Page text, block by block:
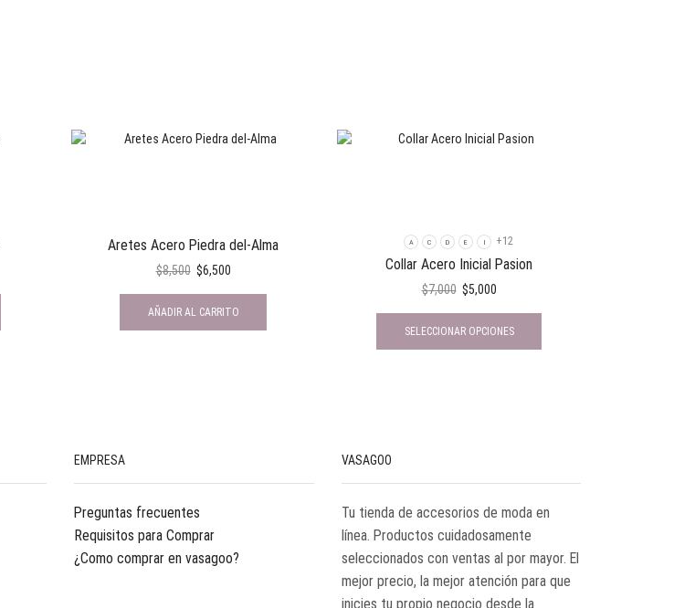
Aretes Acero Piedra del-Alma
$8,500 $6,500
AÑADIR AL CARRITO
A C D E I +12
Collar Acero Inicial Pasion
$7,000 $5,000
SELECCIONAR OPCIONES
EMPRESA
Preguntas frecuentes
Requisitos para Comprar
¿Como comprar en vasagoo?
VASAGOO
Tu tienda de accesorios de moda en
línea. Productos cuidadosamente
seleccionados con ventas al por mayor. El
mejor precio, la mejor atención para que
inicies tu propio negocio desde la